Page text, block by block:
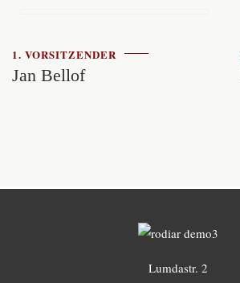
1. VORSITZENDER
Jan Bellof
Lumdastr. 2